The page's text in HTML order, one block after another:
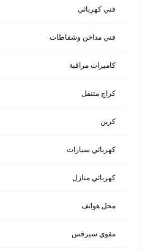
فني كهربائي
فني مداخن وشفاطات
كاميرات مراقبة
كراج متنقل
كرين
كهربائي سيارات
كهربائي منازل
محل هواتف
مقوي سيرفس